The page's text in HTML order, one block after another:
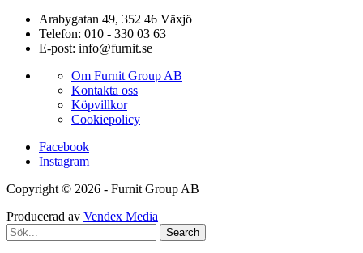
Arabygatan 49, 352 46 Växjö
Telefon: 010 - 330 03 63
E-post: info@furnit.se
Om Furnit Group AB
Kontakta oss
Köpvillkor
Cookiepolicy
Facebook
Instagram
Copyright © 2026 - Furnit Group AB
Producerad av Vendex Media
Search